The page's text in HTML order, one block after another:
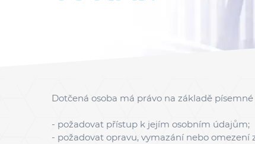
Dotčená osoba má právo na základě
- požadovat přístup k jejím osobním údajům;
- požadovat opravu, vymazání nebo omezení